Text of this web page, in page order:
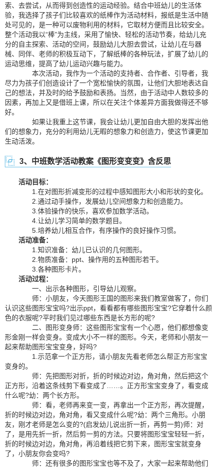
索、去尝试，从而得到创造性的运动经验。结合中班幼儿的生活体
验，我选择了孩子们比较喜欢的纸棒作为活动材料，报纸是生活中随
处可见的，是一种可以废物利用的材料，它取材方便而且比较安全。
整个活动我以“棒”为主线，采用了愉快、轻松的活动节奏，给幼儿充
分的自主探索、活动的空间，鼓励幼儿大胆去尝试，让幼儿在与器
械、同伴、老师的积极互动下，了解纸棒的各种玩法，扩展了幼儿的
运动思维，提高了幼儿运动兴趣与能力。
本次活动，我作为一个活动的支持者、合作者、引导者，我
尽力为孩子们创造设计了一个宽松愉快的氛围，让他们大胆地表达自
己的想法，并及时的给予鼓励和表扬。当然，由于活动中人数较多的
因素，再加上又是借班上课，所以在关注个体差异方面我做得还不够
好。
如果让我重上这节课，我会让幼儿更加自由大胆的发挥出他
们的想象力，充分的利用幼儿无暇的想象力和创造力，使这节课更加
生动活泼。
3、中班数学活动教案《图形变变变》含反思
活动目标：
1.在对图形折减变形的过程中感知图形大小和形状的变化。
2.通过动手操作，发展幼儿空间想象力和创造能力。
3.体验操作的快乐，喜欢参加数学活动。
4.让幼儿学习简单的数学题目。
5.培养幼儿相互合作，有序操作的良好操作习惯。
活动准备：
1.知识准备：幼儿已认识的几何图形。
2.物质准备：ppt、操作用的五种图形若干。
3.各种图形卡片。
活动过程：
一、出示各种图形，引导幼儿观察。
师：小朋友，今天图形王国的图形来我们教室做客了，你们
认识这些图形宝宝吗?出示ppt，看看都有哪些图形宝宝?它穿着什么颜
色的衣服呢?平时我们见过哪些东西是长方形的呢?
二、图形变身师：这些图形宝宝有一个心愿，他们都想像变
形金刚一样会变身。变成大小不一样的图形。今天，老师和小朋友一
起来帮助图形宝宝变身，好吗?
1.示范拿一个正方形，请小朋友先看老师怎么帮正方形宝宝
变身的。
师：先把图形对折，折的时候边对边，角对角，然后把这个
正方形，沿着这条线剪下看变成了……。正方形宝宝变身了，看变成
什么呢?幼：两个长方形。
师：看，老师再来变一变，再拿出一个正方形，再次提醒，
折的时候边对边，角对角，看又变成什么呢?幼：两个三角形。小朋
友，刚才老师是怎么变的?(启发幼儿说出折一折，再剪一剪)师：对
了，是用先折一折，然后剪一剪的方法。只要将图形宝宝轻轻一折，
折的时候边对边，角对角，再沿着线把它剪下来，图形宝宝就变身
了，小朋友你会变吗?
师：还有很多的图形宝宝也等不及了，大家一起来帮助他们